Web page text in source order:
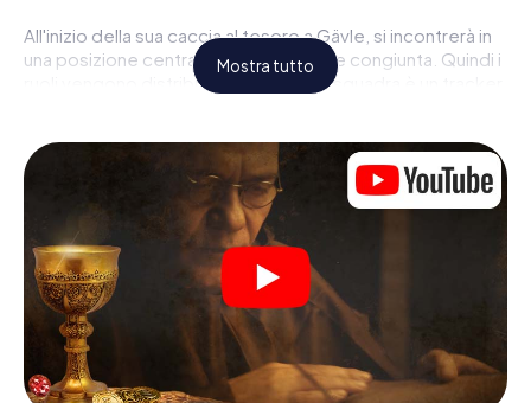
All'inizio della sua caccia al tesoro a Gävle, si incontrerà in
una posizione centrale per una riunione congiunta. Quindi i
ruoli vengono distribuiti. Chi della sua squadra è un tracker
tesoro a Gävle c'è un ruolo adatto per ogni giocatore.
Una volta assegnati i ruoli, può iniziare la caccia al tesoro
del thriller poliziesco a Gävle: puoi decifrare codici
crittografati, risolvere complicati compiti logici e cercare
indizi, indizi in vari luoghi della città. Il suo smartphone è il
suo strumento di indagine più importante: la nostra app
web sviluppata appositamente le consente di interrogare
le persone di contatto ed esaminare stringhe
enigmatiche, la aiuta a raccogliere oggetti e la guida in
sicurezza per Gävle.
Mostra tutto